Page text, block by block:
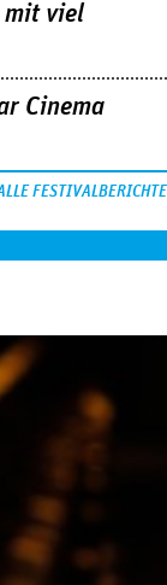
mit viel
Cinema
FESTIVALBERICHTE